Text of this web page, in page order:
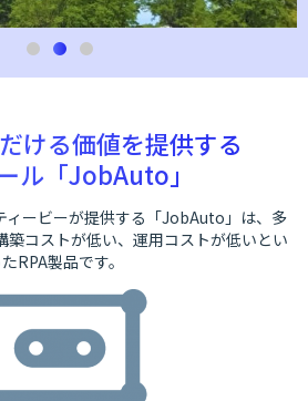
ける価値を提供する
ル「JobAuto」
ィービーが提供する「JobAuto」は、多
築コストが低い、運用コストが低いとい
RPA製品です。